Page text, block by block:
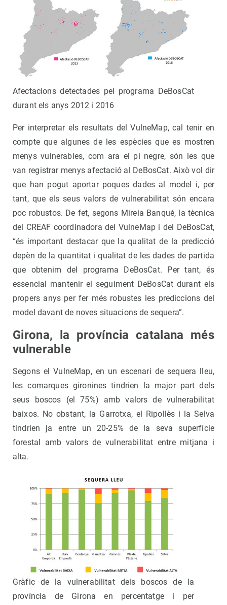
Afectacions detectades pel programa DeBosCat
durant els anys 2012 i 2016
Per interpretar els resultats del VulneMap, cal tenir en
compte que algunes de les espècies que es mostren
menys vulnerables, com ara el pi negre, són les que
van registrar menys afectació al DeBosCat. Això vol dir
que han pogut aportar poques dades al model i, per
tant, que els seus valors de vulnerabilitat són encara
poc robustos. De fet, segons Mireia Banqué, la tècnica
del CREAF coordinadora del VulneMap i del DeBosCat,
“és important destacar que la qualitat de la predicció
depèn de la quantitat i qualitat de les dades de partida
que obtenim del programa DeBosCat. Per tant, és
essencial mantenir el seguiment DeBosCat durant els
propers anys per fer més robustes les prediccions del
model davant de noves situacions de sequera”.
Girona, la província catalana més
vulnerable
Segons el VulneMap, en un escenari de sequera lleu,
les comarques gironines tindrien la major part dels
seus boscos (el 75%) amb valors de vulnerabilitat
baixos. No obstant, la Garrotxa, el Ripollès i la Selva
tindrien ja entre un 20-25% de la seva superfície
forestal amb valors de vulnerabilitat entre mitjana i
alta.
Gràfic de la vulnerabilitat dels boscos de la
província de Girona en percentatge i per